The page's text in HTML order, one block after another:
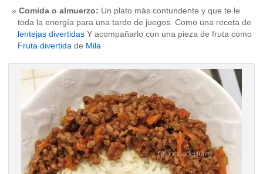
Comida o almuerzo: Un plato más contundente y que te le
toda la energía para una tarde de juegos. Como una receta de
lentejas divertidas Y acompañarlo con una pieza de fruta como
Fruta divertida de Mila